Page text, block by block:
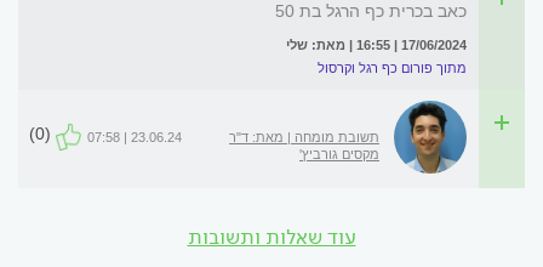
כאב בכרית כף הרגל בת 50
17/06/2024 | 16:55 | מאת: שלי
מתוך פורום כף רגל וקרסול
תשובת מומחה | מאת: ד"ר
מקסים גורביץ'
23.06.24 | 07:58
(0)
עוד שאלות ותשובות